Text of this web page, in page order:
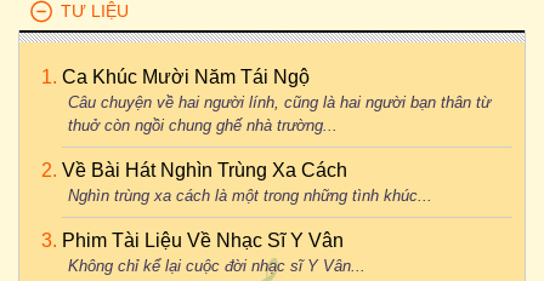
TƯ LIỆU
Ca Khúc Mười Năm Tái Ngộ
Câu chuyện về hai người lính, cũng là hai người bạn thân từ
thuở còn ngồi chung ghế nhà trường...
Về Bài Hát Nghìn Trùng Xa Cách
Nghìn trùng xa cách là một trong những tình khúc...
Phim Tài Liệu Về Nhạc Sĩ Y Vân
Không chỉ kể lại cuộc đời nhạc sĩ Y Vân...